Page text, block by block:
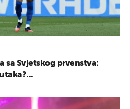
sa Svjetskog prvenstva: